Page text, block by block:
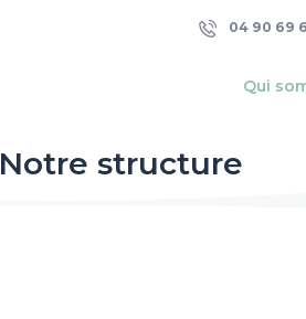
Qui
04 90 69
Notre structure